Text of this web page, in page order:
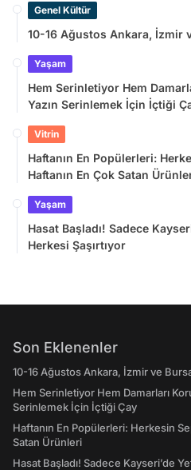
Genel Kültür
10-16 Ağustos Ankara, İzmir
Yaşam
Hem Serinletiyor Hem
Yazın Serinlemek İçin İçtiği
Vitrin
Haftanın En Popülerleri:
Haftanın En Çok Satan
Yaşam
Hasat Başladı! Sadece
Herkesi Şaşırtıyor
Son Eklenenler
10-16 Ağustos Ankara, İzmir ve
Hem Serinletiyor Hem Damarları
Serinlemek İçin İçtiği Çay
Haftanın En Popülerleri: Herkesin
Satan Ürünleri
Hasat Başladı! Sadece Kayseri’de